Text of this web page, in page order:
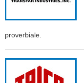
proverbiale.